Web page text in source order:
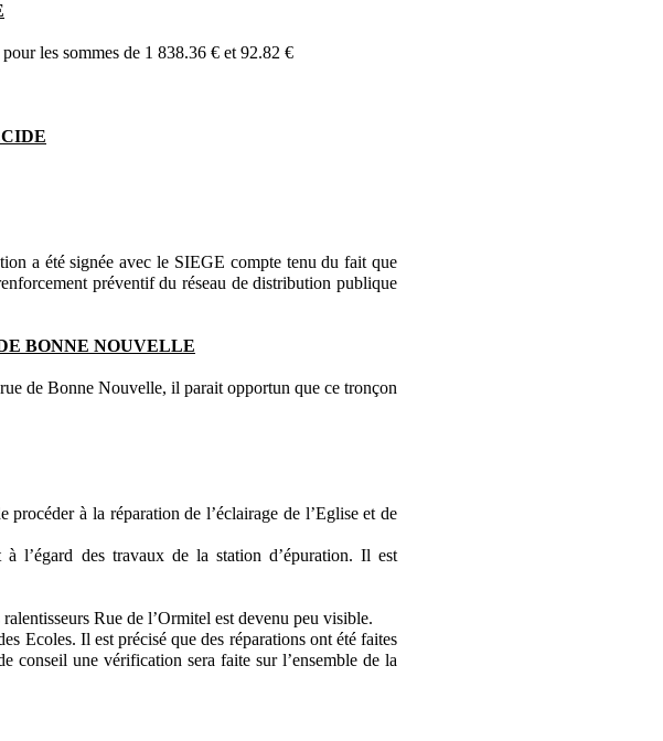
les sommes de 1 838.36 € et 92.82 €
a été signée avec le SIEGE compte tenu du fait que
préventif du réseau de distribution publique
BONNE NOUVELLE
de Bonne Nouvelle, il parait opportun que ce tronçon
à la réparation de l’éclairage de l’Eglise et de
l’égard des travaux de la station d’épuration. Il est
Rue de l’Ormitel est devenu peu visible.
Ecoles. Il est précisé que des réparations ont été faites
conseil une vérification sera faite sur l’ensemble de la